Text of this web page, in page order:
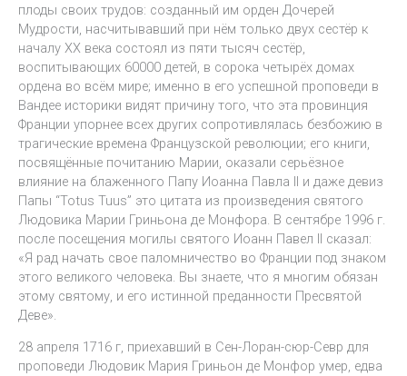
плоды своих трудов: созданный им орден Дочерей
Мудрости, насчитывавший при нём только двух сестёр к
началу XX века состоял из пяти тысяч сестёр,
воспитывающих 60000 детей, в сорока четырёх домах
ордена во всём мире; именно в его успешной проповеди в
Вандее историки видят причину того, что эта провинция
Франции упорнее всех других сопротивлялась безбожию в
трагические времена Французской революции; его книги,
посвящённые почитанию Марии, оказали серьёзное
влияние на блаженного Папу Иоанна Павла II и даже девиз
Папы “Totus Tuus” это цитата из произведения святого
Людовика Марии Гриньона де Монфора. В сентябре 1996 г.
после посещения могилы святого Иоанн Павел II сказал:
«Я рад начать свое паломничество во Франции под знаком
этого великого человека. Вы знаете, что я многим обязан
этому святому, и его истинной преданности Пресвятой
Деве».
28 апреля 1716 г, приехавший в Сен-Лоран-сюр-Севр для
проповеди Людовик Мария Гриньон де Монфор умер, едва